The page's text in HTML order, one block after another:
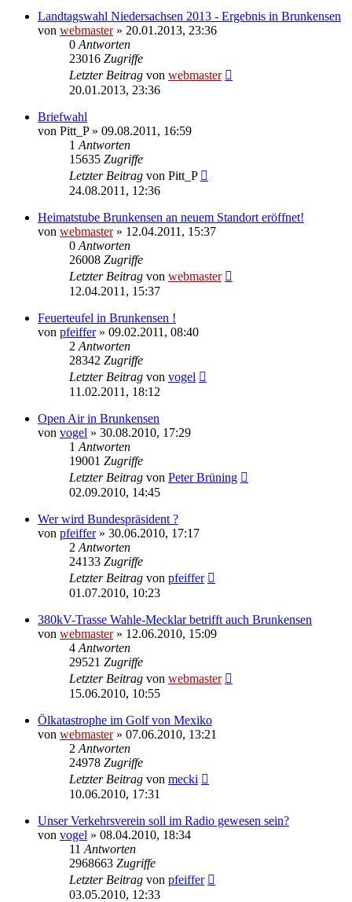
Landtagswahl Niedersachsen 2013 - Ergebnis in Brunkensen
von webmaster» 20.01.2013, 23:36
0 Antworten
23016 Zugriffe
Letzter Beitrag von webmaster
20.01.2013, 23:36
Briefwahl
von Pitt_P» 09.08.2011, 16:59
1 Antworten
15635 Zugriffe
Letzter Beitrag von Pitt_P
24.08.2011, 12:36
Heimatstube Brunkensen an neuem Standort eröffnet!
von webmaster» 12.04.2011, 15:37
0 Antworten
26008 Zugriffe
Letzter Beitrag von webmaster
12.04.2011, 15:37
Feuerteufel in Brunkensen !
von pfeiffer» 09.02.2011, 08:40
2 Antworten
28342 Zugriffe
Letzter Beitrag von vogel
11.02.2011, 18:12
Open Air in Brunkensen
von vogel » 30.08.2010, 17:29
1 Antworten
19001 Zugriffe
Letzter Beitrag von Peter Brüning
02.09.2010, 14:45
Wer wird Bundespräsident ?
von pfeiffer» 30.06.2010, 17:17
2 Antworten
24133 Zugriffe
Letzter Beitrag von pfeiffer
01.07.2010, 10:23
380kV-Trasse Wahle-Mecklar betrifft auch Brunkensen
von webmaster» 12.06.2010, 15:09
4 Antworten
29521 Zugriffe
Letzter Beitrag von webmaster
15.06.2010, 10:55
Ölkatastrophe im Golf von Mexiko
von webmaster» 07.06.2010, 13:21
2 Antworten
24978 Zugriffe
Letzter Beitrag von mecki
10.06.2010, 17:31
Unser Verkehrsverein soll im Radio gewesen sein?
von vogel » 08.04.2010, 18:34
11 Antworten
2968663 Zugriffe
Letzter Beitrag von pfeiffer
03.05.2010, 12:33